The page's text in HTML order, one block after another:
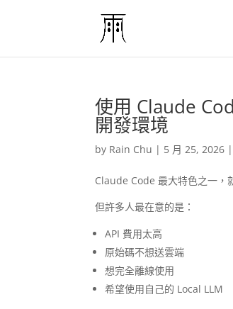
使用 Claude
開發環境
by Rain Chu | 5 月 25, 2026
Claude Code 最大特色之一，
但許多人最在意的是：
API 費用太高
原始碼不想送雲端
想完全離線使用
希望使用自己的 Local LLM